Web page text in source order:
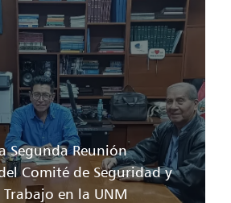
Segunda Reunión
Comité de Seguridad y
en la UNM